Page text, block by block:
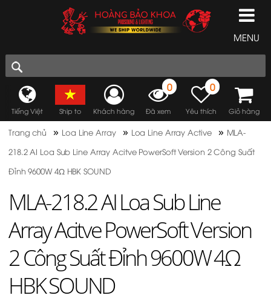
MENU
Tiếng Việt Ship to Khách hàng
0
Đã xem
0
Yêu thích Giỏ hàng
Trang chủ » Loa Line Array » Loa Line Array Active » MLA-
218.2 AI Loa Sub Line Array Acitve PowerSoft Version 2 Công Suất
Đỉnh 9600W 4Ω HBK SOUND
MLA-218.2 AI Loa Sub Line
Array Acitve PowerSoft Version
2 Công Suất Đỉnh 9600W 4Ω
HBK SOUND